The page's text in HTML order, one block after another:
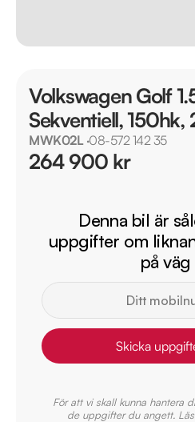
Volkswagen Golf
Sekventiell, 150hk,
MWK02L·08-572 142 35
264 900 kr
Denna bil är
uppgifter om
på
Skicka
För att vi skall kunna hantera
de uppgifter du angett.